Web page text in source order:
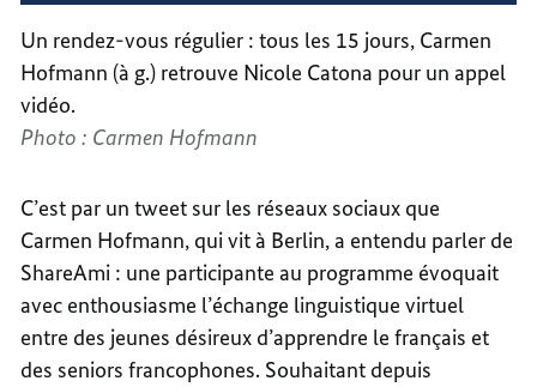
Un rendez-vous régulier : tous les 15 jours, Carmen
Hofmann (à g.) retrouve Nicole Catona pour un appel
vidéo.
Photo : Carmen Hofmann
C’est par un tweet sur les réseaux sociaux que
Carmen Hofmann, qui vit à Berlin, a entendu parler de
ShareAmi : une participante au programme évoquait
avec enthousiasme l’échange linguistique virtuel
entre des jeunes désireux d’apprendre le français et
des seniors francophones. Souhaitant depuis